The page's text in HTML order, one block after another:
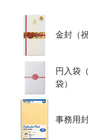
金封（
円入袋
袋）
事務用